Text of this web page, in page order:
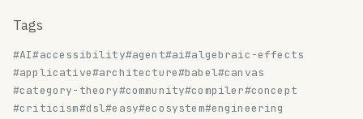
Tags
#AI#accessibility#agent#ai#algebraic-effects
#applicative#architecture#babel#canvas
#category-theory#community#compiler#concept
#criticism#dsl#easy#ecosystem#engineering